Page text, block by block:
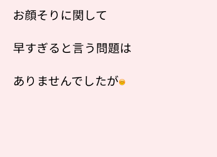
お顔そりに関して
早すぎると言う問題は
ありませんでしたが